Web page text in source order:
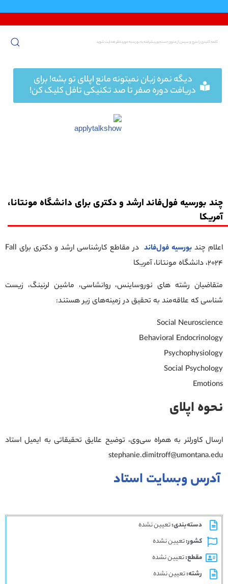
پرش
به
دیگه نمره زبان نمیتونه مانع اپلای تو بشه! برای
دریافت دوره صفر تا صد تکنیکی تافل کلیک کن!
چند بورسیه فول‌فاند ارشد و دکتری برای دانشگاه مونتانا،
آمریکا
اعلام چندبورسیه فول‌فاند
در مقاطع کارشناسی ارشد و دکتری برای Fall
2024، دانشگاه مونتانا، آمریکا
متقاضیان رشته های نوروساینس، روانشاسی، ماشین لرنینگ، زیست
شناسی که علاقه‌مند به تحقیق در زمینه‌های زیر هستند:
Social Neuroscience
Behavioral Endocrinology
Psychophysiology
Social Psychology
Emotions
نحوه اپلای
ارسال کاورلتر به همراه سی‌وی، توضیح علایق تحقیقاتی به ایمیل استاد
stephanie.dimitroff@umontana.edu
آدرس وبسایت استاد
دسته‌بندی:تعیین نشده
کشور:تعیین نشده
مقطع:تعیین نشده
رشته:تعیین نشده